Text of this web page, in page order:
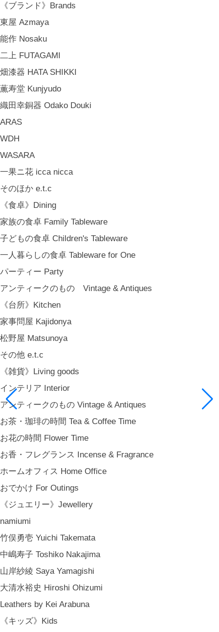
《ブランド》Brands
東屋 Azmaya
能作 Nosaku
二上 FUTAGAMI
畑漆器 HATA SHIKKI
薫寿堂 Kunjyudo
織田幸銅器 Odako Douki
ARAS
WDH
WASARA
一果ニ花 icca nicca
そのほか e.t.c
《食卓》Dining
家族の食卓 Family Tableware
子どもの食卓 Children's Tableware
一人暮らしの食卓 Tableware for One
パーティー Party
アンティークのもの Vintage & Antiques
《台所》Kitchen
家事問屋 Kajidonya
松野屋 Matsunoya
その他 e.t.c
《雑貨》Living goods
インテリア Interior
アンティークのもの Vintage & Antiques
お茶・珈琲の時間 Tea & Coffee Time
お花の時間 Flower Time
お香・フレグランス Incense & Fragrance
ホームオフィス Home Office
おでかけ For Outings
《ジュエリー》Jewellery
namiumi
竹俣勇壱 Yuichi Takemata
中嶋寿子 Toshiko Nakajima
山岸紗綾 Saya Yamagishi
大清水裕史 Hiroshi Ohizumi
Leathers by Kei Arabuna
《キッズ》Kids